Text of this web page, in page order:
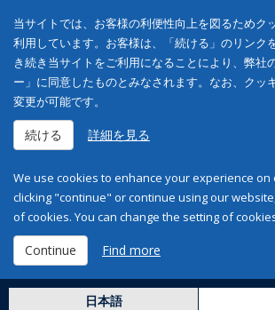
当サイトでは、お客様の利便性向上を図るためク
利用しています。お客様は、「続ける」のリンク
き続き当サイトをご利用になることにより、弊社
ー」に同意したものとみなされます。なお、クッ
変更が可能です。
続ける 詳細を見る
We use cookies to enhance your experience on
clicking "continue" or continue using our
of cookies. You can change the setting of
Continue Find more
日本語